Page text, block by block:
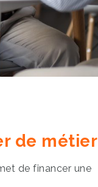
de métier
de financer une